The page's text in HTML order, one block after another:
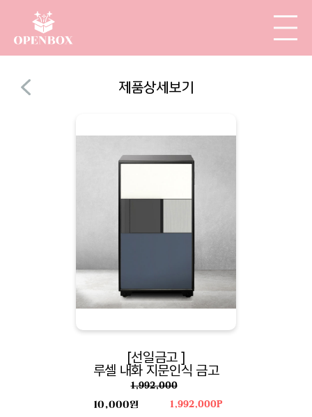
제품상세보기
[선일금고 ]
루셀 내화 지문인식 금고
1,992,000
10,000원 1,992,000P